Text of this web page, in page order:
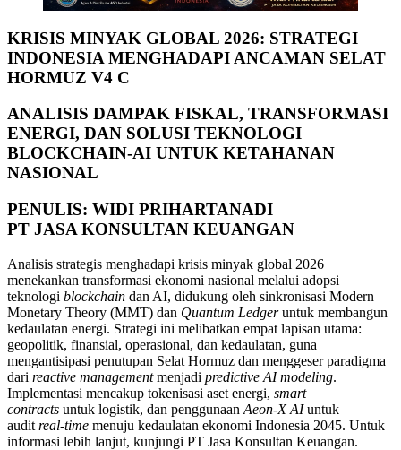
KRISIS MINYAK GLOBAL 2026: STRATEGI
INDONESIA MENGHADAPI ANCAMAN SELAT
HORMUZ V4 C
ANALISIS DAMPAK FISKAL, TRANSFORMASI
ENERGI, DAN SOLUSI TEKNOLOGI
BLOCKCHAIN-AI UNTUK KETAHANAN
NASIONAL
PENULIS: WIDI PRIHARTANADI
PT JASA KONSULTAN KEUANGAN
Analisis strategis menghadapi krisis minyak global 2026
menekankan transformasi ekonomi nasional melalui adopsi
teknologi blockchain dan AI, didukung oleh sinkronisasi Modern
Monetary Theory (MMT) dan Quantum Ledgeruntuk membangun
kedaulatan energi. Strategi ini melibatkan empat lapisan utama:
geopolitik, finansial, operasional, dan kedaulatan, guna
mengantisipasi penutupan Selat Hormuz dan menggeser paradigma
dari reactive managementmenjadi predictive AI modeling.
Implementasi mencakup tokenisasi aset energi, smart
contracts untuk logistik, dan penggunaan Aeon-X AIuntuk
audit real-time menuju kedaulatan ekonomi Indonesia 2045. Untuk
informasi lebih lanjut, kunjungi PT Jasa Konsultan Keuangan.